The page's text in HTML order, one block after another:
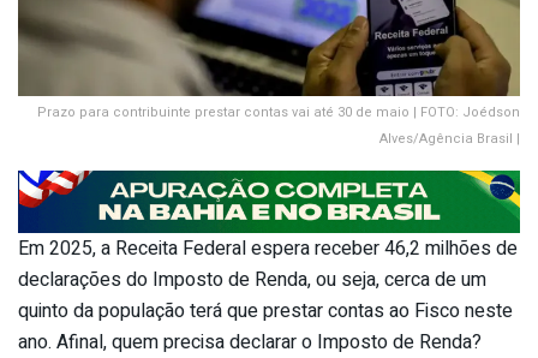
Prazo para contribuinte prestar contas vai até 30 de maio | FOTO: Joédson
Alves/Agência Brasil |
Em 2025, a Receita Federal espera receber 46,2 milhões de
declarações do Imposto de Renda, ou seja, cerca de um
quinto da população terá que prestar contas ao Fisco neste
ano. Afinal, quem precisa declarar o Imposto de Renda?